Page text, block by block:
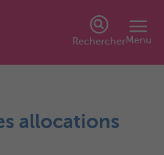
RechercherMenu
allocations